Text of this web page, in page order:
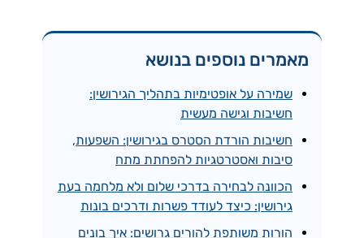
מאמרים נוספים בנושא
שמירה על אופטימיות בתהליך הגירושין:
חשיבות וגישה מעשית
חשיבות הורדת הסטרס בגירושין: השפעות,
סיבות ואסטרטגיות להפחתת מתח
הכוונה לבחירה בדרכי שלום ולא מלחמה בעת
גירושין: כיצד לעודד פשרות ודרכים בונות
הורות משותפת להורים גרושים: איך בונים